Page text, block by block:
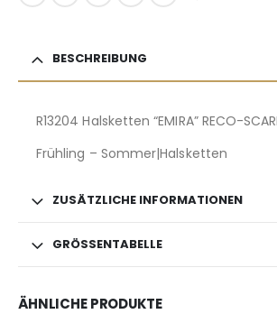
BESCHREIBUNG
R13204 Halsketten “EMIRA” RECO-
Frühling – Sommer|Halsketten
ZUSÄTZLICHE INFORMATIONEN
GRÖSSENTABELLE
ÄHNLICHE PRODUKTE